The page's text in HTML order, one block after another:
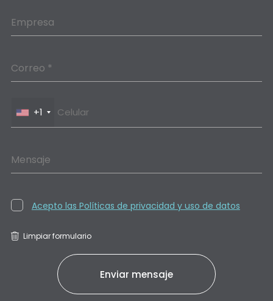
Empresa
Correo *
+1
Mensaje
Acepto las Políticas de privacidad y uso de datos
Limpiar formulario